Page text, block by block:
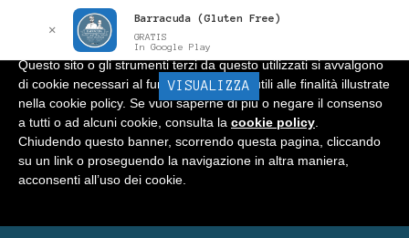
BARRACUDA Menu
Home
Negozio
✕
Barracuda (Gluten Free)
GRATIS
In Google Play
VISUALIZZA
Informativa
Questo sito o gli strumenti terzi da questo utilizzati si avvalgono
di cookie necessari al funzionamento ed utili alle finalità illustrate
nella cookie policy. Se vuoi saperne di più o negare il consenso
a tutti o ad alcuni cookie, consulta la cookie policy
Chiudendo questo banner, scorrendo questa pagina, cliccando
su un link o proseguendo la navigazione in altra maniera,
acconsenti all’uso dei cookie.